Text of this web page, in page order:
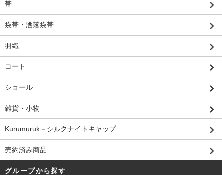
帯
袋帯・洒落袋帯
羽織
コート
ショール
雑貨・小物
Kurumuruk－シルクナイトキャップ
売約済み商品
グループから探す